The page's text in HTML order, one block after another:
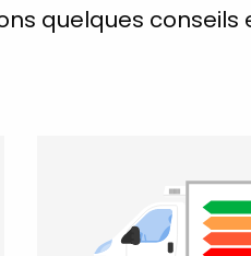
quelques